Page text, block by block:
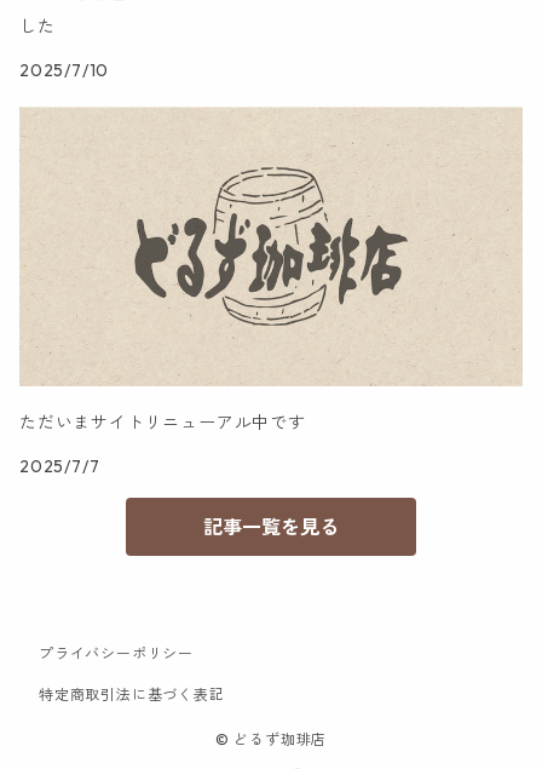
した
2025/7/10
ただいまサイトリニューアル中です
2025/7/7
記事一覧を見る
プライバシーポリシー
特定商取引法に基づく表記
© どるず珈琲店